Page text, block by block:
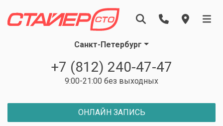
Санкт-Петербург
+7 (812) 240-47-47
9:00-21:00 без выходных
ОНЛАЙН ЗАПИСЬ